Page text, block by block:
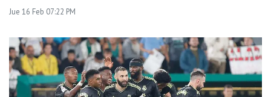
Jue 16 Feb 07:22 PM